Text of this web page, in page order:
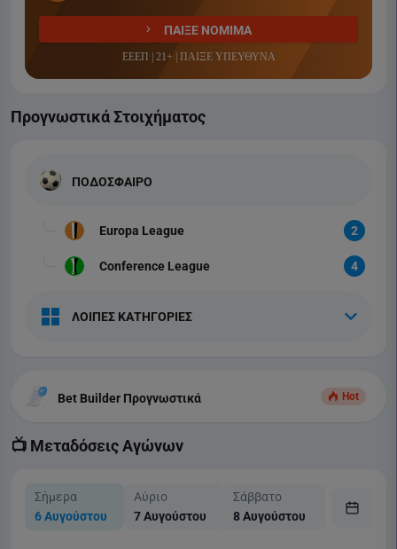
ΠΑΙΞΕ ΝΟΜΙΜΑ
ΕΕΕΠ | 21+ | ΠΑΙΞΕ ΥΠΕΥΘΥΝΑ
Προγνωστικά Στοιχήματος
ΠΟΔΟΣΦΑΙΡΟ
Europa League 2
Conference League 4
ΛΟΙΠΕΣ ΚΑΤΗΓΟΡΙΕΣ
Bet Builder Προγνωστικά Hot
📺 Μεταδόσεις Αγώνων
Σήμερα
6 Αυγούστου
Αύριο
7 Αυγούστου
Σάββατο
8 Αυγούστου
9